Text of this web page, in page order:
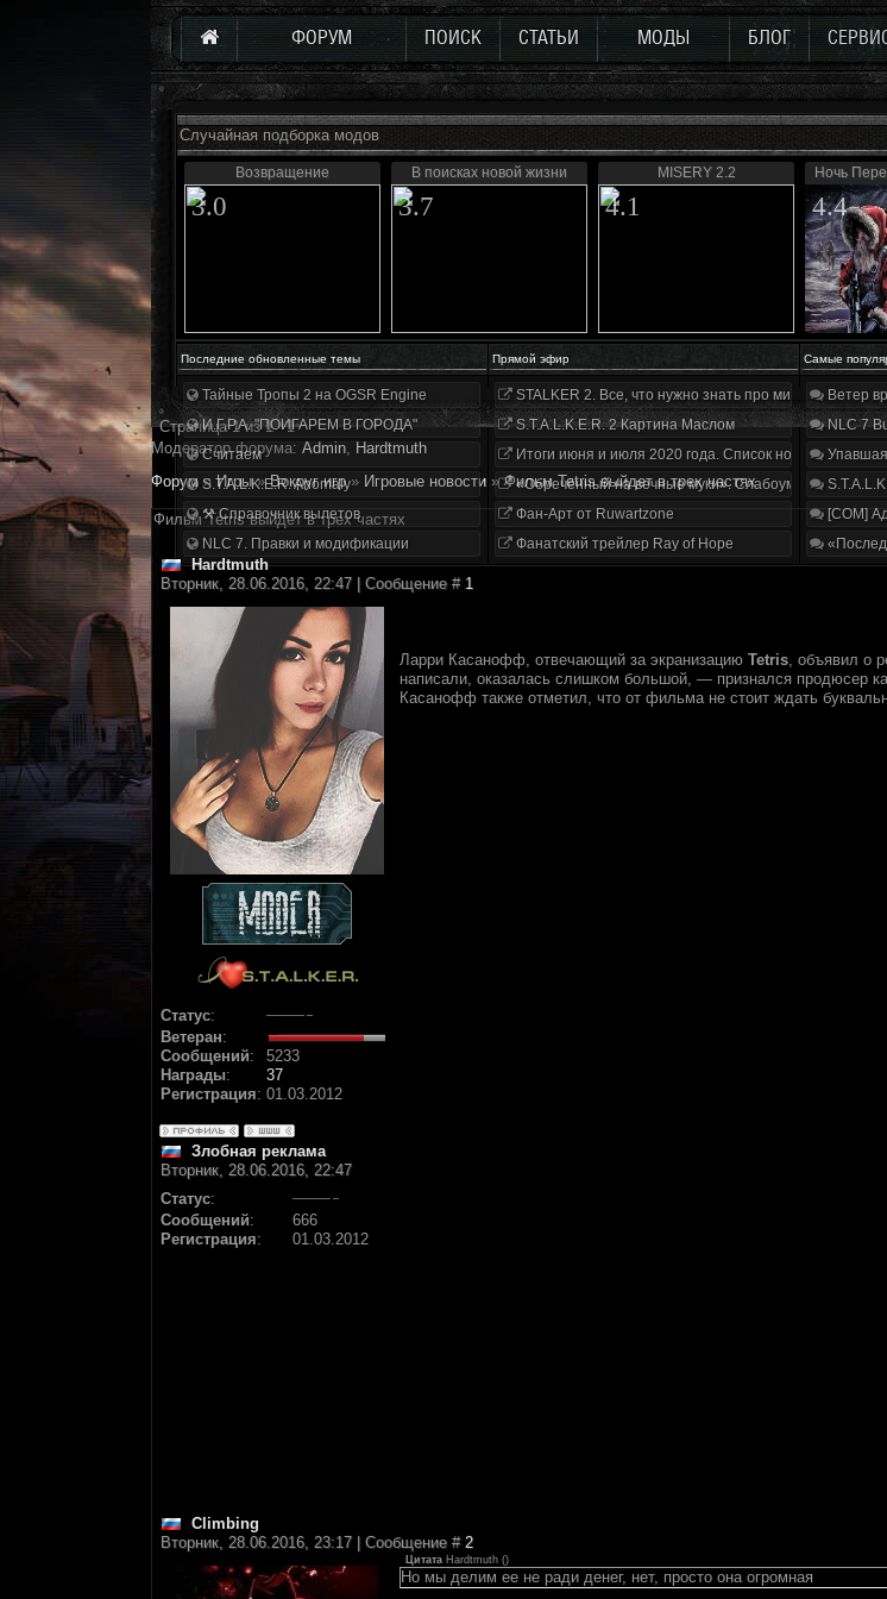
ФОРУМ ПОИСК СТАТЬИ МОДЫ БЛОГ
Случайная подборка модов
Возвращение
3.0
В поисках новой жизни
3.7
MISERY 2.2
4.1
Ночь
4.4
Последние обновленные темы Прямой эфир Самые
Тайные Тропы 2 на OGSR Engine
И.Г.Р.А. "ПОИГАРЕМ В ГОРОДА"
Считаем
S.T.A.L.K.E.R. Anomaly
⚒ Справочник вылетов
NLC 7. Правки и модификации
STALKER 2. Все, что нужно знать про мир, геймплей и
S.T.A.L.K.E.R. 2 Картина Маслом
Итоги июня и июля 2020 года. Список нововведений
«Обречённый на вечные муки». Слабоумие и отвага
Фан-Арт от Ruwartzone
Фанатский трейлер Ray of Hope
Ветер
NLC 7
[COM]
Страница1из1
1
Модератор форума: Аdmin, Hardtmuth
Форум » Игры » Вокруг игр » Игровые новости » Фильм Tetris выйдет в трех частях
Фильм Tetris выйдет в трех частях
Hardtmuth
Вторник, 28.06.2016, 22:47 | Сообщение # 1
Статус:
Ветеран:
Сообщений:
5233
Награды:
37
Регистрация: 01.03.2012
Ларри Касанофф, отвечающий за экранизацию Tetris, объявил о
написали, оказалась слишком большой, — признался продюсер
Касанофф также отметил, что от фильма не стоит ждать
Злобная реклама
Вторник, 28.06.2016, 22:47
Статус:
Сообщений:
666
Регистрация: 01.03.2012
Climbing
Вторник, 28.06.2016, 23:17 | Сообщение # 2
Цитата Hardtmuth ()
Но мы делим ее не ради денег, нет, просто она огромная